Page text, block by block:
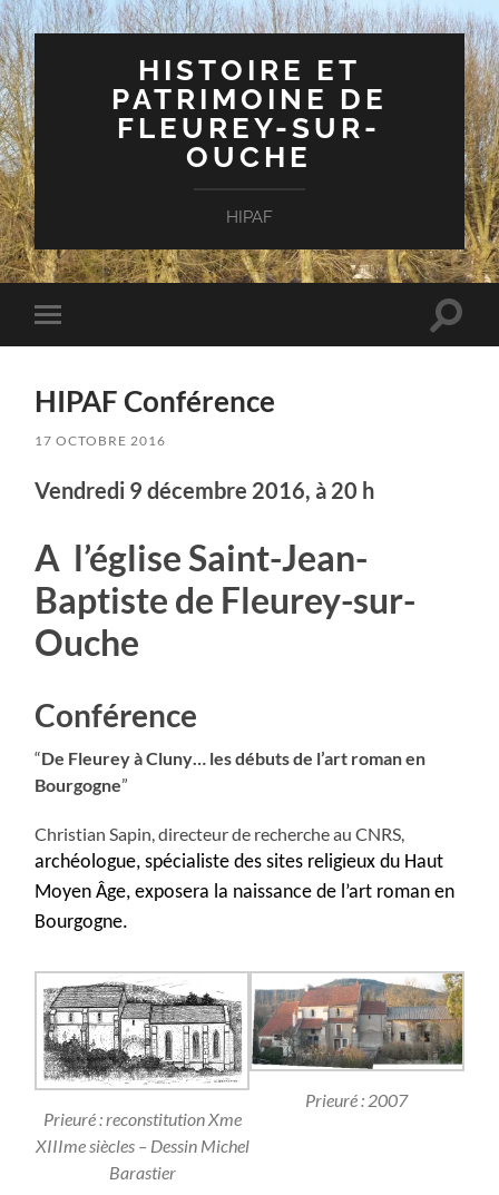
HISTOIRE ET
PATRIMOINE DE
FLEUREY-SUR-
OUCHE
HIPAF
Toggle
mobile
Toggle
HIPAF Conférence
17 OCTOBRE 2016
Vendredi 9 décembre 2016, à 20 h
A l’église Saint-Jean-
Baptiste de Fleurey-sur-
Ouche
Conférence
“De Fleurey à Cluny… les débuts de l’art roman en
Bourgogne”
Christian Sapin, directeur de recherche au CNRS,
archéologue, spécialiste des sites religieux du Haut
Moyen Âge, exposera la naissance de l’art roman en
Bourgogne.
Prieuré : reconstitution Xme
XIIIme siècles – Dessin Michel
Barastier
Prieuré : 2007